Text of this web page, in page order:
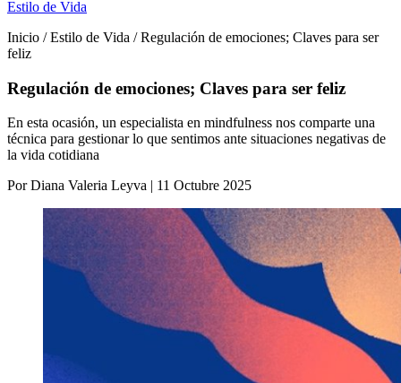
Estilo de Vida
Inicio / Estilo de Vida / Regulación de emociones; Claves para ser
feliz
Regulación de emociones; Claves para ser feliz
En esta ocasión, un especialista en mindfulness nos comparte una
técnica para gestionar lo que sentimos ante situaciones negativas de
la vida cotidiana
Por Diana Valeria Leyva | 11 Octubre 2025